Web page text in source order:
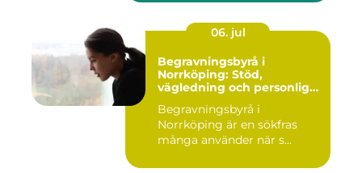
06. jul
Begravningsbyrå i
Norrköping: Stöd,
vägledning och personliga
Begravningsbyrå i
Norrköping är en sökfras
många använder när s...